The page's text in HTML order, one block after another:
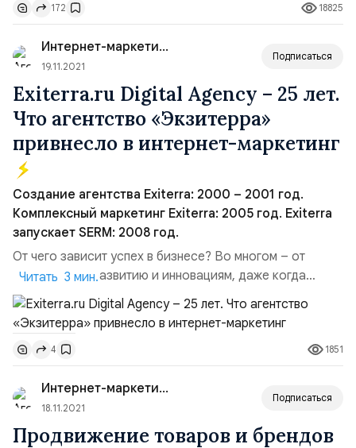
имеют постоянного бюджета на маркетинг. Однако,
SEO-продвижение сайта в поисковых системах
возможно без бюджета — своими силами...
172 18825
Интернет-маркетинг для...
19.11.2021
Подписаться
Exiterra.ru Digital Agency – 25 лет.
Что агентство «Экзитерра»
привнесло в интернет-маркетинг
Создание агентства Exiterra: 2000 – 2001 год.
Комплексный маркетинг Exiterra: 2005 год. Exiterra
запускает SERM: 2008 год.
От чего зависит успех в бизнесе? Во многом – от
готовности к развитию и инновациям, даже когда
стабильно растёт прибыль, появляются новые клиенты
и, казалось бы, можно расслабиться. Это особенно
важно для переменчивых сфер IT и интернет-
маркетинга. Такому принципу следует компания
Exiterra. 21 ноября агентство отмечает 21 день
рождения.Создание агентств...
Читать 3 мин.
4 1851
Интернет-маркетинг для...
18.11.2021
Подписаться
Продвижение товаров и брендов